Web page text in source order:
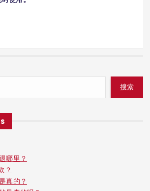
搜索
哪里？
？
真的？